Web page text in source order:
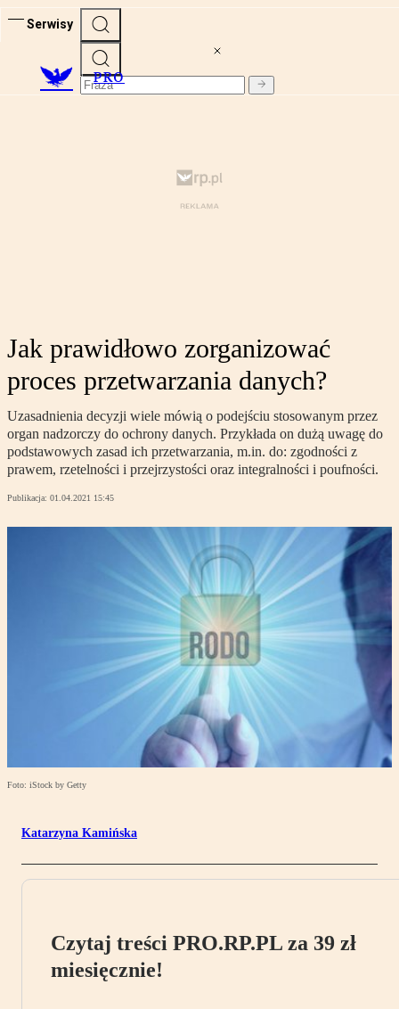
Serwisy
PRO
Jak prawidłowo zorganizować
proces przetwarzania danych?
Uzasadnienia decyzji wiele mówią o podejściu stosowanym przez
organ nadzorczy do ochrony danych. Przykłada on dużą uwagę do
podstawowych zasad ich przetwarzania, m.in. do: zgodności z
prawem, rzetelności i przejrzystości oraz integralności i poufności.
Publikacja: 01.04.2021 15:45
Foto: iStock by Getty
Katarzyna Kamińska
Czytaj treści PRO.RP.PL za 39 zł
miesięcznie!